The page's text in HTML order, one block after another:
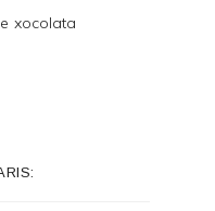
xocolata